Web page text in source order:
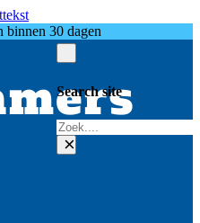
binnen 30 dagen
Search site
Zoeken
×